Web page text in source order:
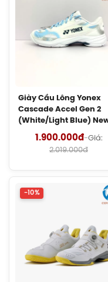
Vợt
Giày
Gen 2
Chính
Giày
Giày Cầu Lông Yonex
Cascade Accel Gen 2
(White/Light Blue)
2026 Chính Hãng
1.900.000đ-Giá:
2.019.000đ
-10%